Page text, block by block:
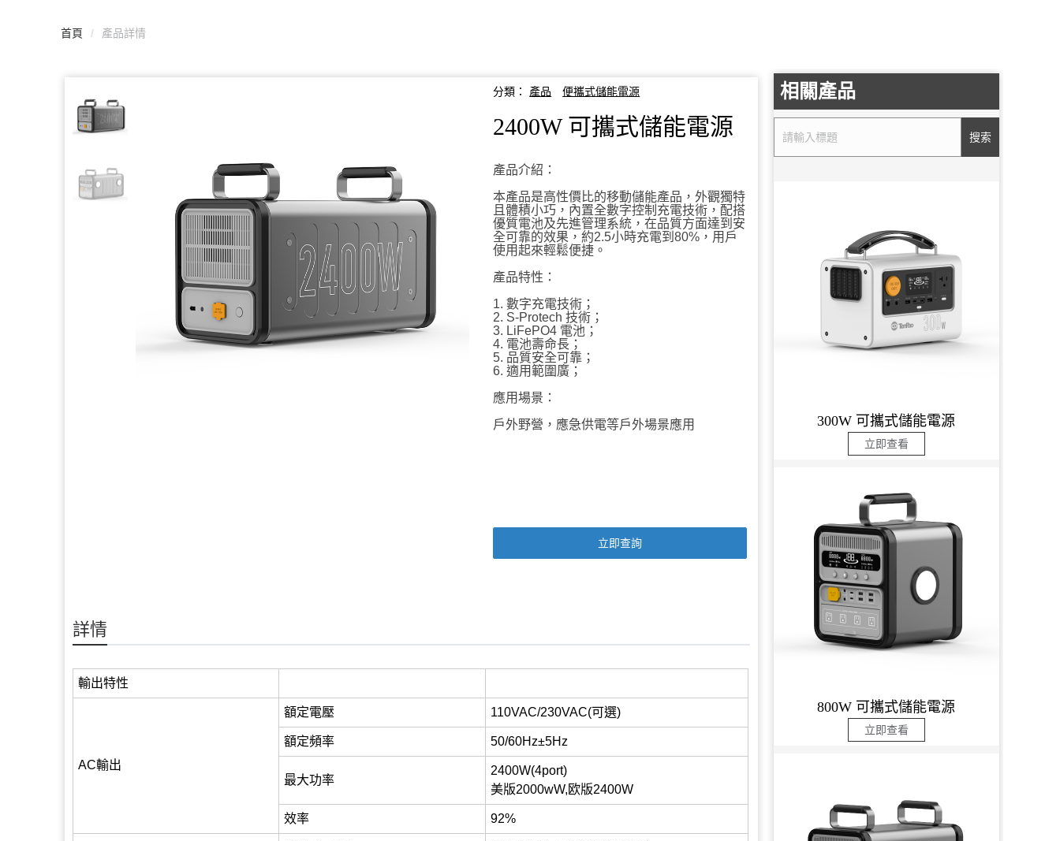
首頁 / 產品詳情
分類： 產品 便攜式儲能電源
2400W 可攜式儲能電源
產品介紹：
本產品是高性價比的移動儲能產品，外觀獨特
且體積小巧，內置全數字控制充電技術，配搭
優質電池及先進管理系統，在品質方面達到安
全可靠的效果，約2.5小時充電到80%，用戶
使用起來輕鬆便捷。
產品特性：
1. 數字充電技術；
2. S-Protech 技術；
3. LiFePO4 電池；
4. 電池壽命長；
5. 品質安全可靠；
6. 適用範圍廣；
應用場景：
戶外野營，應急供電等戶外場景應用
立即查詢
詳情
輸出特性
AC輸出
額定電壓 110VAC/230VAC(可選)
額定頻率 50/60Hz±5Hz
最大功率
2400W(4port)
美版2000wW,欧版2400W
效率 92%
相關產品
搜索
300W 可攜式儲能電源
立即查看
800W 可攜式儲能電源
立即查看